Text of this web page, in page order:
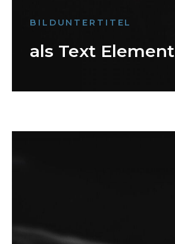
BILDUNTERTITEL
als Text Element